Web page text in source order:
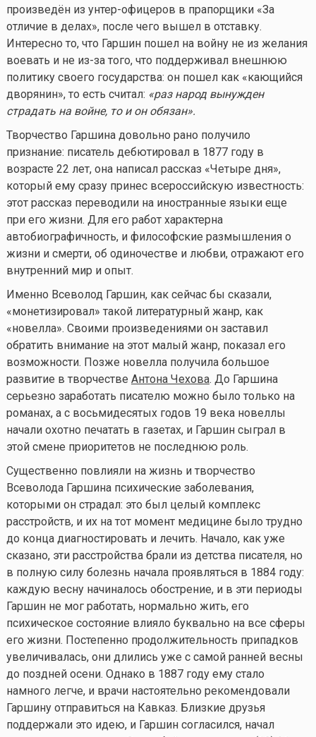
произведён из унтер-офицеров в прапорщики «За
отличие в делах», после чего вышел в отставку.
Интересно то, что Гаршин пошел на войну не из желания
воевать и не из-за того, что поддерживал внешнюю
политику своего государства: он пошел как «кающийся
дворянин», то есть считал: «раз народ вынужден
страдать на войне, то и он обязан».
Творчество Гаршина довольно рано получило
признание: писатель дебютировал в 1877 году в
возрасте 22 лет, она написал рассказ «Четыре дня»,
который ему сразу принес всероссийскую известность:
этот рассказ переводили на иностранные языки еще
при его жизни. Для его работ характерна
автобиографичность, и философские размышления о
жизни и смерти, об одиночестве и любви, отражают его
внутренний мир и опыт.
Именно Всеволод Гаршин, как сейчас бы сказали,
«монетизировал» такой литературный жанр, как
«новелла». Своими произведениями он заставил
обратить внимание на этот малый жанр, показал его
возможности. Позже новелла получила большое
развитие в творчестве Антона Чехова. До Гаршина
серьезно заработать писателю можно было только на
романах, а с восьмидесятых годов 19 века новеллы
начали охотно печатать в газетах, и Гаршин сыграл в
этой смене приоритетов не последнюю роль.
Существенно повлияли на жизнь и творчество
Всеволода Гаршина психические заболевания,
которыми он страдал: это был целый комплекс
расстройств, и их на тот момент медицине было трудно
до конца диагностировать и лечить. Начало, как уже
сказано, эти расстройства брали из детства писателя, но
в полную силу болезнь начала проявляться в 1884 году:
каждую весну начиналось обострение, и в эти периоды
Гаршин не мог работать, нормально жить, его
психическое состояние влияло буквально на все сферы
его жизни. Постепенно продолжительность припадков
увеличивалась, они длились уже с самой ранней весны
до поздней осени. Однако в 1887 году ему стало
намного легче, и врачи настоятельно рекомендовали
Гаршину отправиться на Кавказ. Близкие друзья
поддержали это идею, и Гаршин согласился, начал